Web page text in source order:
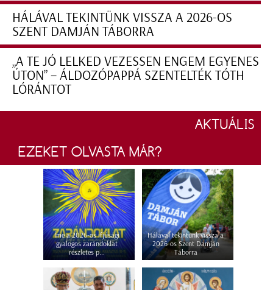
HÁLÁVAL TEKINTÜNK VISSZA A 2026-OS
SZENT DAMJÁN TÁBORRA
„A TE JÓ LELKED VEZESSEN ENGEM EGYENES
ÚTON” – ÁLDOZÓPAPPÁ SZENTELTÉK TÓTH
LÓRÁNTOT
AKTUÁLIS
EZEKET OLVASTA MÁR?
Íme a 2026-os ifjúsági
gyalogos zarándoklat
részletes p...
Hálával tekintünk vissza a
2026-os Szent Damján
Táborra